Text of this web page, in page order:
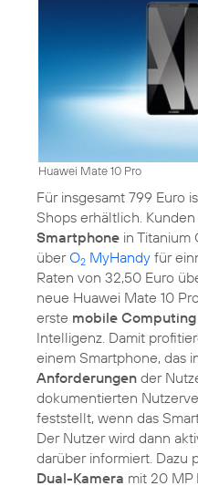
Huawei Mate 10 Pro
Für insgesamt 799 Euro
Shops erhältlich.
Smartphone in Titanium
überO2 MyHandy für
Raten von 32,50 Euro
neue Huawei Mate 10
erste mobile Computing
Intelligenz. Damit
einem Smartphone, das
Anforderungen der
dokumentierten
feststellt, wenn das
Der Nutzer wird dann
darüber informiert. Dazu
Dual-Kamera mit 20 MP